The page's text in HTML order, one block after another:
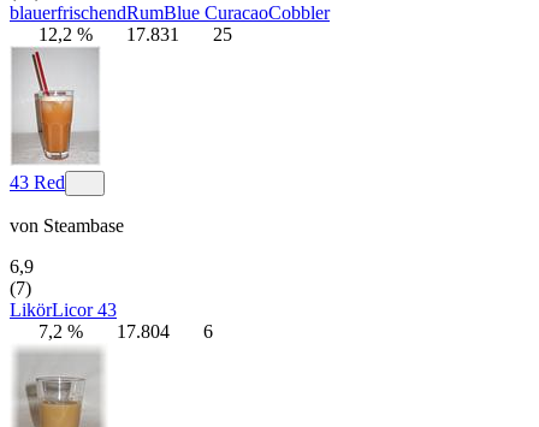
blauerfrischendRumBlue CuracaoCobbler
12,2 %
17.831 25
43 Red
von Steambase
6,9
(7)
LikörLicor 43
7,2 %
17.804 6